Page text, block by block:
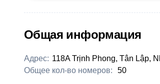
Общая информация
Адрес: 118A Trịnh Phong, Tân Lập,
Общее кол-во номеров:
50